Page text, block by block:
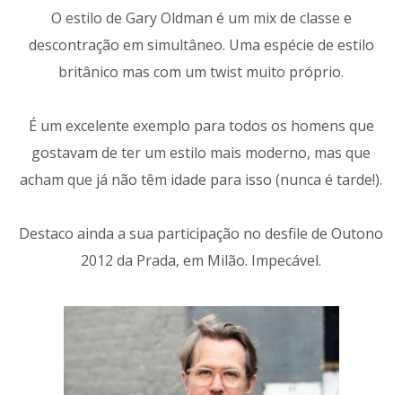
O estilo de Gary Oldman é um mix de classe e
descontração em simultâneo. Uma espécie de estilo
britânico mas com um twist muito próprio.
É um excelente exemplo para todos os homens que
gostavam de ter um estilo mais moderno, mas que
acham que já não têm idade para isso (nunca é tarde!).
Destaco ainda a sua participação no desfile de Outono
2012 da Prada, em Milão. Impecável.